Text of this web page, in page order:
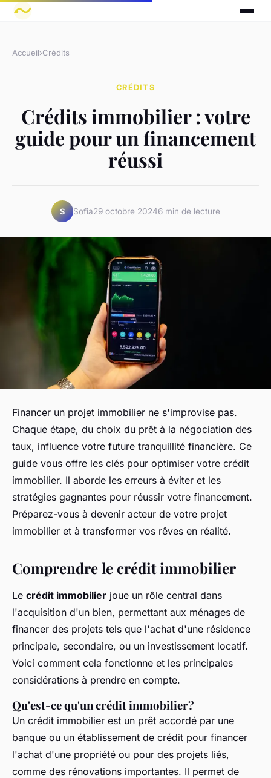
Accueil›Crédits
CRÉDITS
Crédits immobilier : votre
guide pour un financement
réussi
S Sofia29 octobre 20246 min de lecture
Financer un projet immobilier ne s'improvise pas.
Chaque étape, du choix du prêt à la négociation des
taux, influence votre future tranquillité financière. Ce
guide vous offre les clés pour optimiser votre crédit
immobilier. Il aborde les erreurs à éviter et les
stratégies gagnantes pour réussir votre financement.
Préparez-vous à devenir acteur de votre projet
immobilier et à transformer vos rêves en réalité.
Comprendre le crédit immobilier
Le crédit immobilier joue un rôle central dans
l'acquisition d'un bien, permettant aux ménages de
financer des projets tels que l'achat d'une résidence
principale, secondaire, ou un investissement locatif.
Voici comment cela fonctionne et les principales
considérations à prendre en compte.
Qu'est-ce qu'un crédit immobilier?
Un crédit immobilier est un prêt accordé par une
banque ou un établissement de crédit pour financer
l'achat d'une propriété ou pour des projets liés,
comme des rénovations importantes. Il permet de